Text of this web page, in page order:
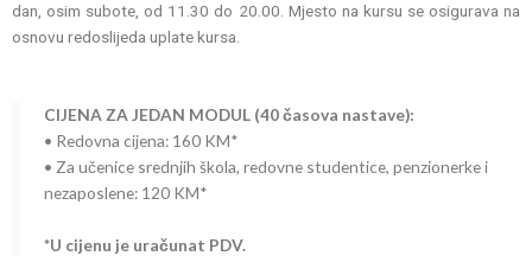
dan, osim subote, od 11.30 do 20.00. Mjesto na kursu se osigurava na
osnovu redoslijeda uplate kursa.
CIJENA ZA JEDAN MODUL (40 časova nastave):
• Redovna cijena: 160 KM*
• Za učenice srednjih škola, redovne studentice, penzionerke i
nezaposlene: 120 KM*
*U cijenu je uračunat PDV.